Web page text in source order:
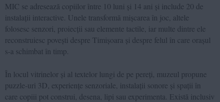
MIC se adresează copiilor între 10 luni și 14 ani și include 20 de
instalații interactive. Unele transformă mișcarea în joc, altele
folosesc senzori, proiecții sau elemente tactile, iar multe dintre ele
reconstruiesc povești despre Timișoara și despre felul în care orașul
s-a schimbat în timp.
În locul vitrinelor și al textelor lungi de pe pereți, muzeul propune
puzzle-uri 3D, experiențe senzoriale, instalații sonore și spații în
care copiii pot construi, desena, lipi sau experimenta. Există inclusiv